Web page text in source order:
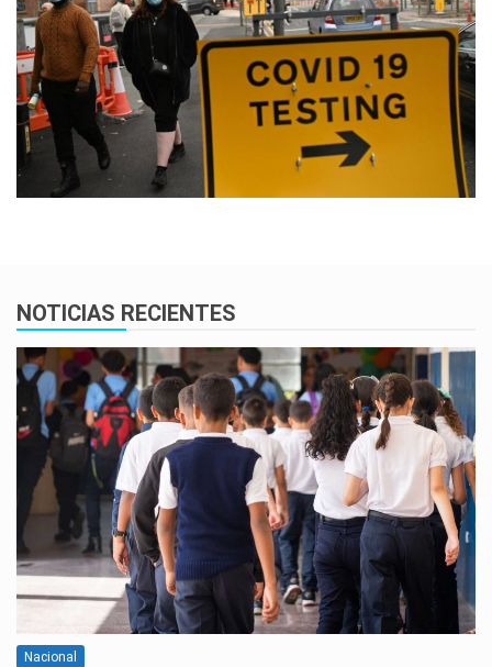
NOTICIAS RECIENTES
Nacional